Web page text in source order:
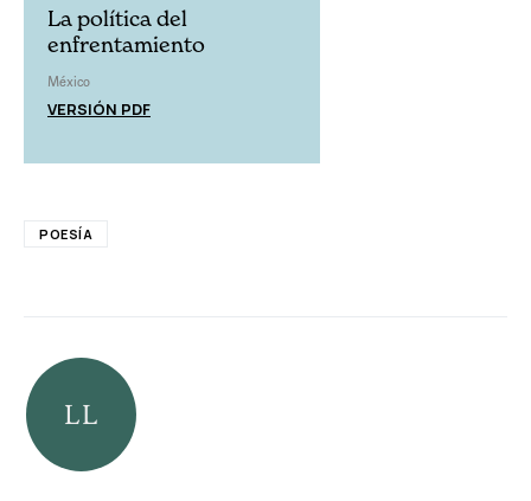
La política del
enfrentamiento
México
VERSIÓN PDF
POESÍA